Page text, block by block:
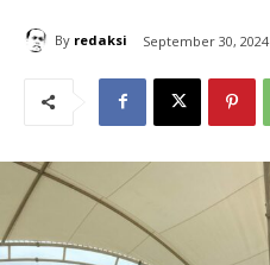
By redaksi September 30, 2024